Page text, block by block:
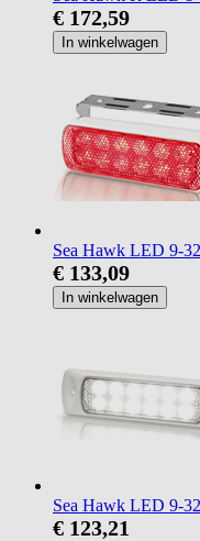
€ 172,59
In winkelwagen
Sea Hawk LED 9-
€ 133,09
In winkelwagen
Sea Hawk LED 9-
€ 123,21